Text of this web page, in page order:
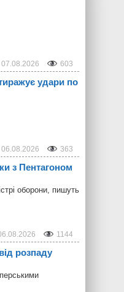
07.08.2026 603
удари по
06.08.2026 363
з Пентагоном
оборони, пишуть
1144
розпаду